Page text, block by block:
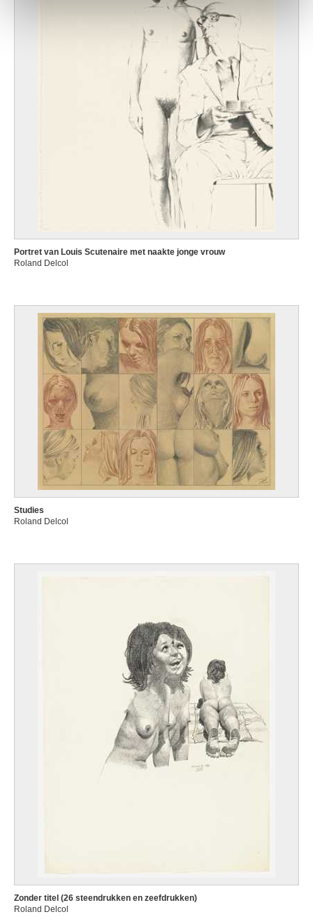
Portret van Louis Scutenaire met naakte jonge vrouw
Roland Delcol
Studies
Roland Delcol
Zonder titel (26 steendrukken en zeefdrukken)
Roland Delcol